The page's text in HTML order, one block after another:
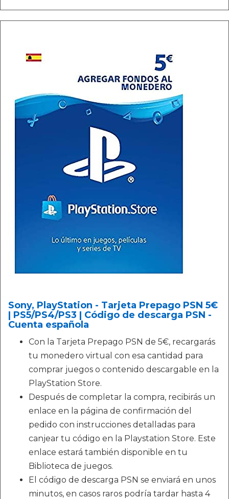
Sony, PlayStation - Tarjeta Prepago PSN 5€
| PS5/PS4/PS3 | Código de descarga PSN -
Cuenta española
Con la Tarjeta Prepago PSN de 5€, recargarás
tu monedero virtual con esa cantidad para
comprar juegos o contenido descargable en la
PlayStation Store.
Después de completar la compra, recibirás un
enlace en la página de confirmación del
pedido con instrucciones detalladas para
canjear tu código en la Playstation Store. Este
enlace estará también disponible en tu
Biblioteca de juegos.
El código de descarga PSN se enviará en unos
minutos, en casos raros podría tardar hasta 4